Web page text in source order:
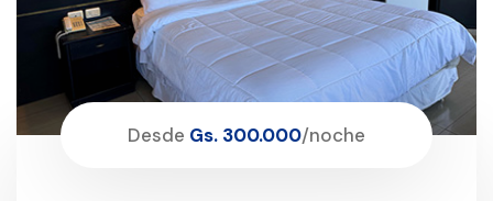
Desde Gs. 300.000/noche